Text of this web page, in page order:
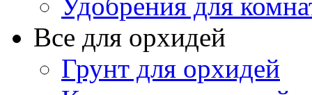
Все для орхидей
Грунт для орхидей